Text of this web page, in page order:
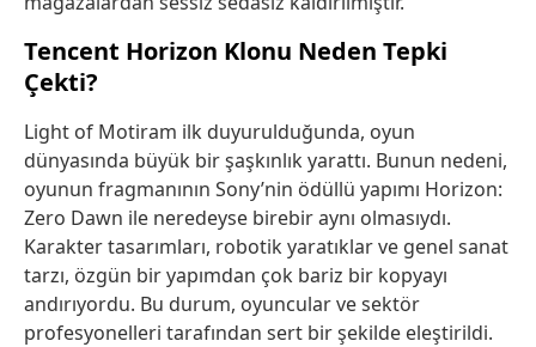
Tencent Horizon Klonu Neden Tepki
Çekti?
Light of Motiram ilk duyurulduğunda, oyun
dünyasında büyük bir şaşkınlık yarattı. Bunun nedeni,
oyunun fragmanının Sony’nin ödüllü yapımı Horizon:
Zero Dawn ile neredeyse birebir aynı olmasıydı.
Karakter tasarımları, robotik yaratıklar ve genel sanat
tarzı, özgün bir yapımdan çok bariz bir kopyayı
andırıyordu. Bu durum, oyuncular ve sektör
profesyonelleri tarafından sert bir şekilde eleştirildi.